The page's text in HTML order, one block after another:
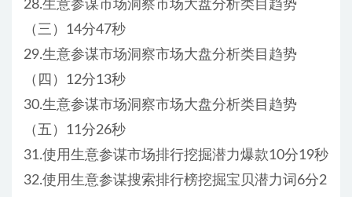
28.生意参谋市场洞察市场大盘分析类目趋势
（三）14分47秒
29.生意参谋市场洞察市场大盘分析类目趋势
（四）12分13秒
30.生意参谋市场洞察市场大盘分析类目趋势
（五）11分26秒
31.使用生意参谋市场排行挖掘潜力爆款10分19秒
32.使用生意参谋搜索排行榜挖掘宝贝潜力词6分2